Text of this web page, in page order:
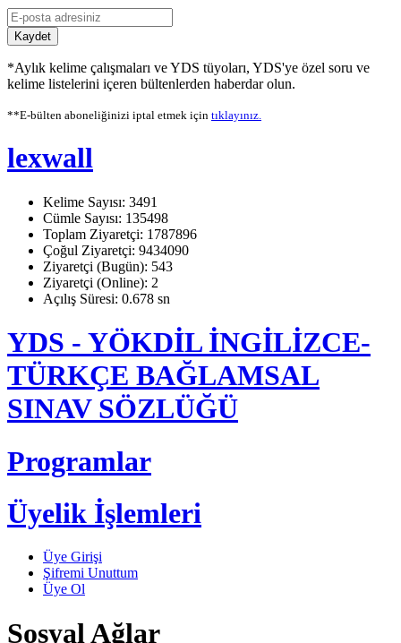
Kaydet
*Aylık kelime çalışmaları ve YDS tüyoları, YDS'ye özel soru ve
kelime listelerini içeren bültenlerden haberdar olun.
**E-bülten aboneliğinizi iptal etmek için tıklayınız.
lexwall
Kelime Sayısı: 3491
Cümle Sayısı: 135498
Toplam Ziyaretçi: 1787896
Çoğul Ziyaretçi: 9434090
Ziyaretçi (Bugün): 543
Ziyaretçi (Online): 2
Açılış Süresi: 0.678 sn
YDS - YÖKDİL İNGİLİZCE-
TÜRKÇE BAĞLAMSAL
SINAV SÖZLÜĞÜ
Programlar
Üyelik İşlemleri
Üye Girişi
Şifremi Unuttum
Üye Ol
Sosyal Ağlar